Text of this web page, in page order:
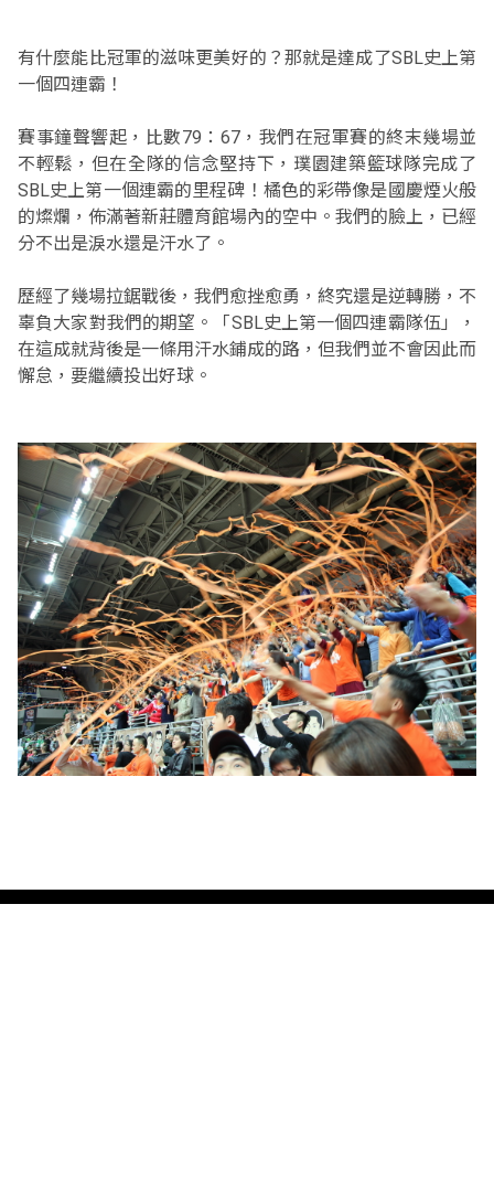
有什麼能比冠軍的滋味更美好的？那就是達成了SBL史上第
一個四連霸！
賽事鐘聲響起，比數79：67，我們在冠軍賽的終末幾場並
不輕鬆，但在全隊的信念堅持下，璞園建築籃球隊完成了
SBL史上第一個連霸的里程碑！橘色的彩帶像是國慶煙火般
的燦爛，佈滿著新莊體育館場內的空中。我們的臉上，已經
分不出是淚水還是汗水了。
歷經了幾場拉鋸戰後，我們愈挫愈勇，終究還是逆轉勝，不
辜負大家對我們的期望。「SBL史上第一個四連霸隊伍」，
在這成就背後是一條用汗水鋪成的路，但我們並不會因此而
懈怠，要繼續投出好球。